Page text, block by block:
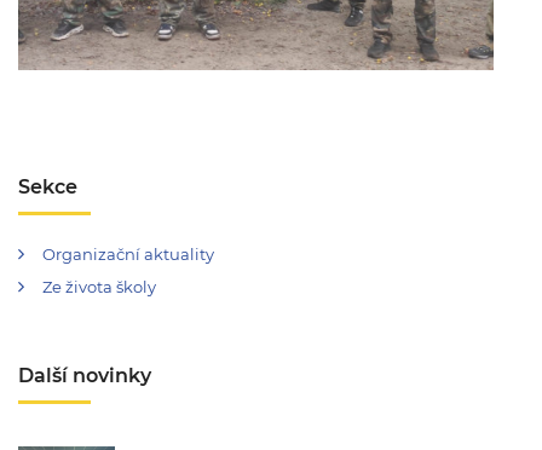
Sekce
Organizační aktuality
Ze života školy
Další novinky